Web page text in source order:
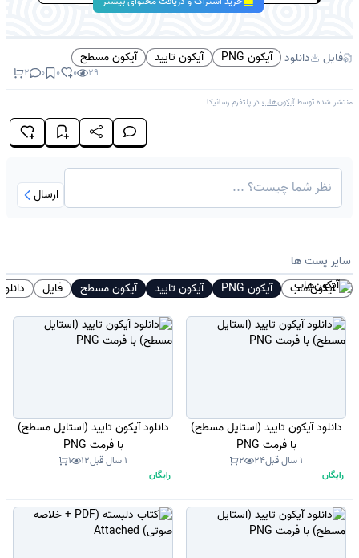
فایل دانلود آیکون PNG آیکون تایید آیکون مسطح
29
0
0
0
2
منتشر شده توسطآیکون‌هاب در پلتفرمرسانیکا
ارسال
سایر پست ها
آیکون‌هاب آیکون PNG آیکون تایید آیکون مسطح فایل دانلود
دانلود آیکون تایید (استایل مسطح)
با فرمت PNG
1 سال قبل 24
2
رایگان
دانلود آیکون تایید (استایل مسطح)
با فرمت PNG
1 سال قبل 12
1
رایگان